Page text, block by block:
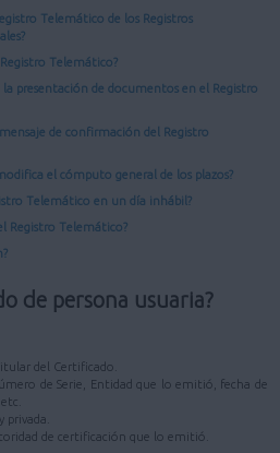
Telemático de los Registros
Telemático?
presentación de documentos en el Registro
de confirmación del Registro
el cómputo general de los plazos?
Telemático en un día inhábil?
Registro Telemático?
de persona usuaria?
del Certificado.
de Serie, Entidad que lo emitió, fecha de
privada.
de certificación que lo emitió.